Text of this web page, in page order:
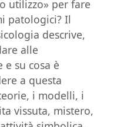
utilizzo» per fare
patologici? Il
descrive,
alle
su cosa è
a questa
i modelli, i
vissuta, mistero,